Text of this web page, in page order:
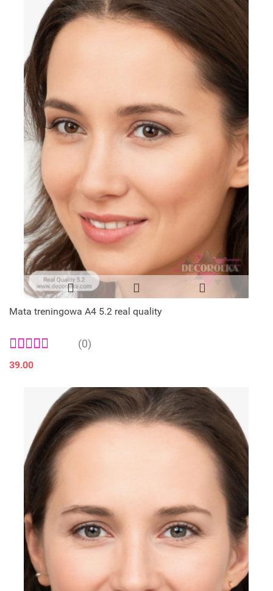
Mata treningowa A4 5.2 real quality
(0)
39.00